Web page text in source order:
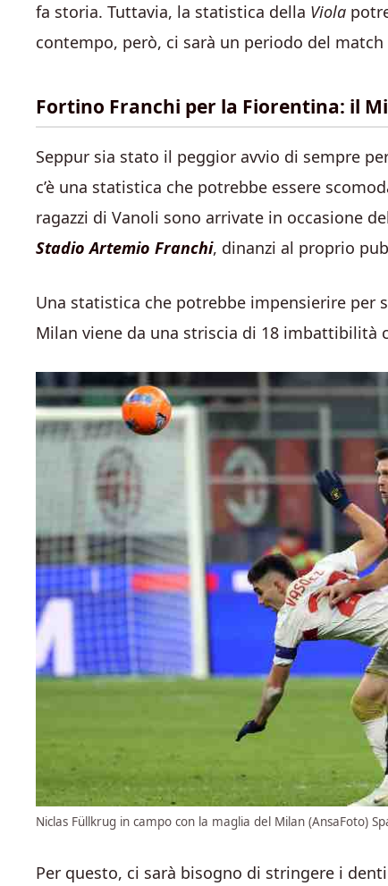
fa storia. Tuttavia, la statistica della Viola
contempo, però, ci sarà un periodo del
Fortino Franchi per la Fiorentina: il
Seppur sia stato il peggior avvio di sempre
c’è una statistica che potrebbe essere
ragazzi di Vanoli sono arrivate in occasione
Stadio Artemio Franchi, dinanzi al proprio
Una statistica che potrebbe impensierire per
Milan viene da una striscia di 18 imbattibilità
Niclas Füllkrug in campo con la maglia del Milan (AnsaFoto)
Per questo, ci sarà bisogno di stringere i